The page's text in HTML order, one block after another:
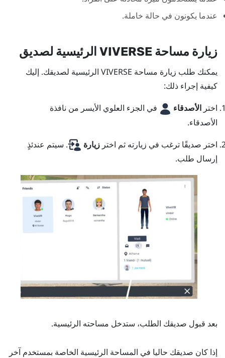
عندما يكونون في حالة خاملة.
زيارة مساحة VIVERSE الرئيسية لصديق
يمكنك طلب زيارة مساحة VIVERSE الرئيسية لصديقك. إليك
كيفية إجراء ذلك:
اختر الأصدقاء
في الجزء العلوي الأيسر من نافذة
الأصدقاء.
اختر صديقًا ترغب في زيارته ثم اختر زيارة . سيتم عندئذٍ
إرسال طلب.
بعد قبول صديقك الطلب، ستدخل مساحته الرئيسية.
إذا كان صديقك حاليا في المساحة الرئيسية الخاصة بمستخدم آخر